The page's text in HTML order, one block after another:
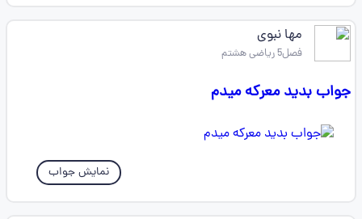
مها نبوی
فصل5 ریاضی هشتم
جواب بدید معرکه میدم
نمایش جواب